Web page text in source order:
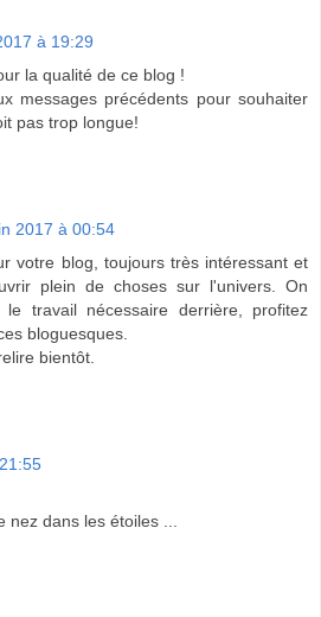
à 19:29
la qualité de ce blog !
messages précédents pour souhaiter
pas trop longue!
2017 à 00:54
votre blog, toujours très intéressant et
plein de choses sur l'univers. On
le travail nécessaire derrière, profitez
bloguesques.
bientôt.
nez dans les étoiles ...